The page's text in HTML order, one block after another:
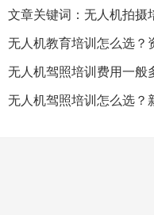
无人机教育培训怎么选？
无人机驾照培训费用一般
无人机驾照培训怎么选？